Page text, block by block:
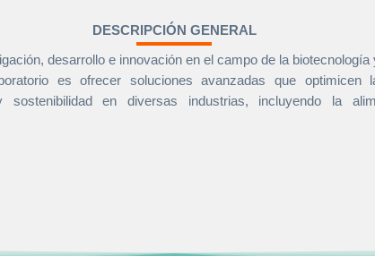
DESCRIPCIÓN GENERAL
desarrollo e innovación en el campo de la
es ofrecer soluciones avanzadas que optimicen
en diversas industrias, incluyendo la